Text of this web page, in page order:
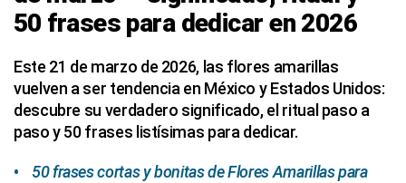
50 frases para dedicar en 2026
Este 21 de marzo de 2026, las flores amarillas
vuelven a ser tendencia en México y Estados Unidos:
descubre su verdadero significado, el ritual paso a
paso y 50 frases listísimas para dedicar.
50 frases cortas y bonitas de Flores Amarillas para